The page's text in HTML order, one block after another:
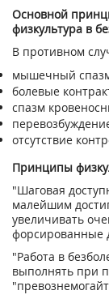
Основной
физкультура в
В противном
мышечный
болевые
спазм
отсутствие
Принципы
"Шаговая
малейшим
увеличивать
форсированные
"Работа в
выполнять при